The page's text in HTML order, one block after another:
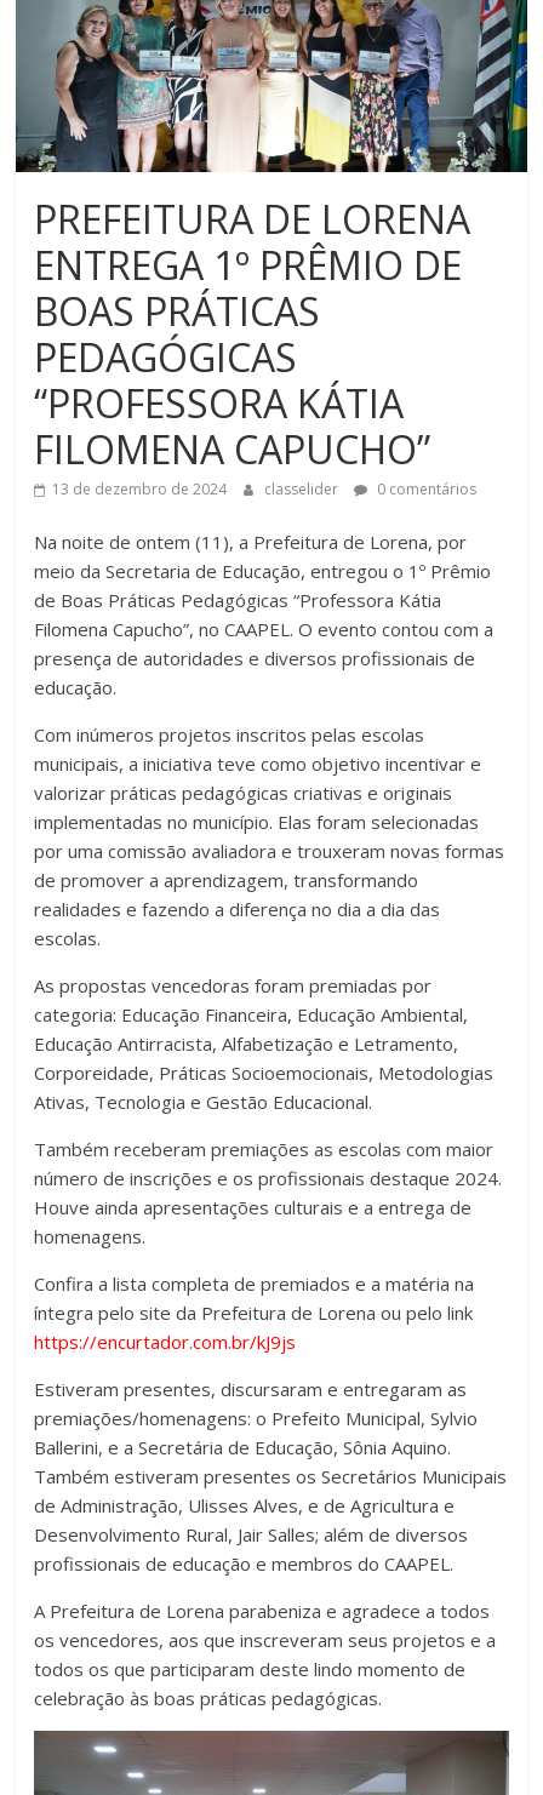
PREFEITURA DE LORENA
ENTREGA 1º PRÊMIO DE
BOAS PRÁTICAS
PEDAGÓGICAS
“PROFESSORA KÁTIA
FILOMENA CAPUCHO”
13 de dezembro de 2024 classelider 0 comentários
Na noite de ontem (11), a Prefeitura de Lorena, por
meio da Secretaria de Educação, entregou o 1º Prêmio
de Boas Práticas Pedagógicas “Professora Kátia
Filomena Capucho”, no CAAPEL. O evento contou com a
presença de autoridades e diversos profissionais de
educação.
Com inúmeros projetos inscritos pelas escolas
municipais, a iniciativa teve como objetivo incentivar e
valorizar práticas pedagógicas criativas e originais
implementadas no município. Elas foram selecionadas
por uma comissão avaliadora e trouxeram novas formas
de promover a aprendizagem, transformando
realidades e fazendo a diferença no dia a dia das
escolas.
As propostas vencedoras foram premiadas por
categoria: Educação Financeira, Educação Ambiental,
Educação Antirracista, Alfabetização e Letramento,
Corporeidade, Práticas Socioemocionais, Metodologias
Ativas, Tecnologia e Gestão Educacional.
Também receberam premiações as escolas com maior
número de inscrições e os profissionais destaque 2024.
Houve ainda apresentações culturais e a entrega de
homenagens.
Confira a lista completa de premiados e a matéria na
íntegra pelo site da Prefeitura de Lorena ou pelo link
https://encurtador.com.br/kJ9js
Estiveram presentes, discursaram e entregaram as
premiações/homenagens: o Prefeito Municipal, Sylvio
Ballerini, e a Secretária de Educação, Sônia Aquino.
Também estiveram presentes os Secretários Municipais
de Administração, Ulisses Alves, e de Agricultura e
Desenvolvimento Rural, Jair Salles; além de diversos
profissionais de educação e membros do CAAPEL.
A Prefeitura de Lorena parabeniza e agradece a todos
os vencedores, aos que inscreveram seus projetos e a
todos os que participaram deste lindo momento de
celebração às boas práticas pedagógicas.